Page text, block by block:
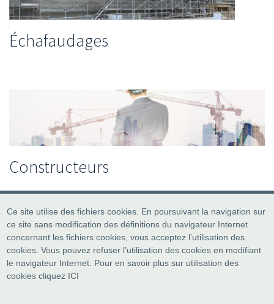
Échafaudages
Constructeurs
Ce site utilise des fichiers cookies. En poursuivant la navigation sur
ce site sans modification des définitions du navigateur Internet
concernant les fichiers cookies, vous acceptez l’utilisation des
cookies. Vous pouvez refuser l’utilisation des cookies en modifiant
le navigateur Internet. Pour en savoir plus sur utilisation des
cookies cliquez ICI